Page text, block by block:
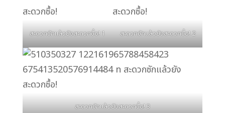
สะดวกซักแล้วยังสะดวกซื้อ! 1 สะดวกซักแล้วยังสะดวกซื้อ! 2
สะดวกซักแล้วยังสะดวกซื้อ! 3